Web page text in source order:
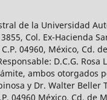
de la Universidad
Col. Ex-Hacienda
04960, México, Cd.
D.C.G. Rosa
ambos otorgados
y Dr. Walter Beller
04960 México, Cd. de